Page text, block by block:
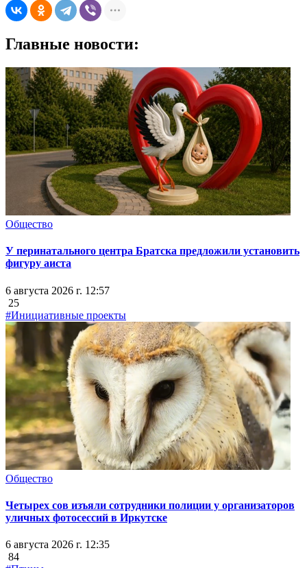
Главные новости:
Общество
У перинатального центра Братска предложили установить
фигуру аиста
6 августа 2026 г. 12:57
25
#Инициативные проекты
Общество
Четырех сов изъяли сотрудники полиции у организаторов
уличных фотосессий в Иркутске
6 августа 2026 г. 12:35
84